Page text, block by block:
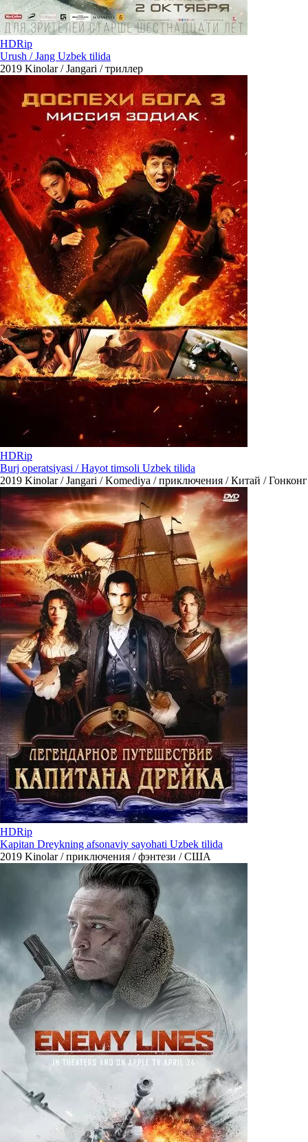
HDRip
Urush / Jang Uzbek tilida
2019 Kinolar / Jangari / триллер
HDRip
Burj operatsiyasi / Hayot timsoli Uzbek tilida
2019 Kinolar / Jangari / Komediya / приключения / Китай / Гонконг
HDRip
Kapitan Dreykning afsonaviy sayohati Uzbek tilida
2019 Kinolar / приключения / фэнтези / США